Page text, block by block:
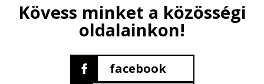
Kövess minket a közösségi
oldalainkon!
facebook